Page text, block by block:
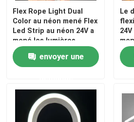
Sous l'éclairage de l'étagère
Rail de lumière de voie de LED
lumière accrochante linéaire
Flex Rope Light Dual
Color au néon mené Flex
Led Strip au néon 24V a
mené les lumières
flexibles de tube
envoyer une
Le